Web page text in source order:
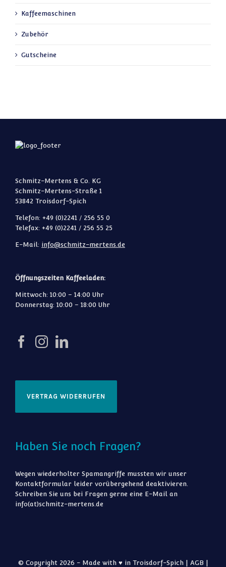
Kaffeemaschinen
Zubehör
Gutscheine
Schmitz-Mertens & Co. KG
Schmitz-Mertens-Straße 1
53842 Troisdorf-Spich
Telefon: +49 (0)2241 / 256 55 0
Telefax: +49 (0)2241 / 256 55 25
E-Mail: info@schmitz-mertens.de
Öffnungszeiten Kaffeeladen:
Mittwoch: 10:00 – 14:00 Uhr
Donnerstag: 10:00 – 18:00 Uhr
VERTRAG WIDERRUFEN
Haben Sie noch Fragen?
Wegen wiederholter Spamangriffe mussten wir unser
Kontaktformular leider vorübergehend deaktivieren.
Schreiben Sie uns bei Fragen gerne eine E-Mail an
info(at)schmitz-mertens.de
© Copyright 2026 - Made with ♥ in Troisdorf-Spich | AGB |